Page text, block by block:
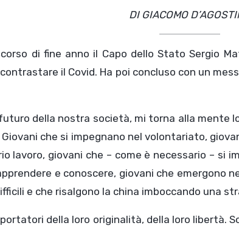
DI GIACOMO
di fine anno il Capo dello Stato Sergio
il Covid. Ha poi concluso con un
della nostra società, mi torna alla mente
che si impegnano nel volontariato,
lavoro, giovani che – come è necessario – si
e conoscere, giovani che emergono
e che risalgono la china imboccando una
della loro originalità, della loro libertà.